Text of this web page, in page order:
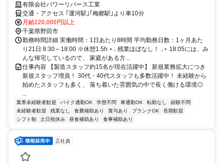
有限会社パワーリバース工業
交通・アクセス ｢運河駅｣｢梅郷駅｣より車10分
月給220,000円以上
千葉県野田市
勤務時間詳細 実働時間：1日あたり8時間 平均勤務日数：1ヶ月あた
り21日 8:30～18:00 ※休憩1.5h ⋆⸜ 残業ほぼなし！ ⸝⋆ 18:05には、み
んな帰宅しているので、 家庭がある方...
仕事内容 【製造スタッフ約15名が現在活躍中】 新規業務拡大につき
新規スタッフ増員！ 30代・40代スタッフも多数活躍中！ 未経験から
始めたスタッフも多く、 落ち着いた雰囲気の中で長く働ける環境◎
...
業界未経験者歓迎 バイク通勤OK 学歴不問 車通勤OK 転勤なし
経験不問
未経験者歓迎
残業なし 食費補助あり 賞与あり ブランクOK
長期歓迎
シフト制
土日祝休み 昼食補助あり 食事補助あり
正社員